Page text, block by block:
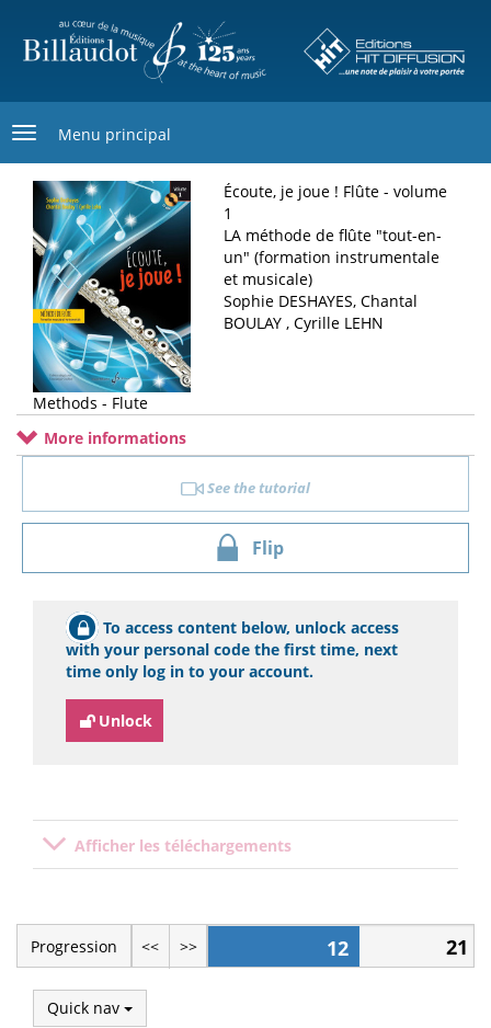
main
Menu principal
Écoute, je joue ! Flûte - volume
1
LA méthode de flûte "tout-en-
un" (formation instrumentale
et musicale)
Sophie DESHAYES, Chantal
BOULAY , Cyrille LEHN
Methods - Flute
More informations
See the tutorial
Flip
To access content below, unlock access
with your personal code the first time, next
time only log in to your account.
Unlock
Afficher les téléchargements
Progression << >> 12 21
Quick nav